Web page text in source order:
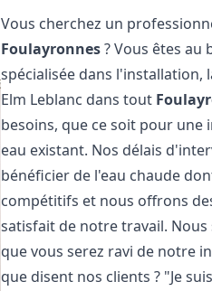
Vous cherchez un
Foulayronnes? Vous êtes
spécialisée dans l'installation,
Elm Leblanc dans tout
besoins, que ce soit pour
eau existant. Nos délais
bénéficier de l'eau chaude
compétitifs et nous offrons
satisfait de notre travail.
que vous serez ravi de notre
que disent nos clients ? "Je